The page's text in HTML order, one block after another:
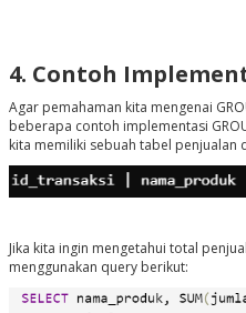
4. Contoh
Agar pemahaman kita mengenai
beberapa contoh implementasi
kita memiliki sebuah tabel
Jika kita ingin mengetahui total
menggunakan query berikut: